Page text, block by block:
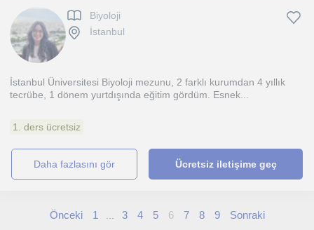
Biyoloji
İstanbul
İstanbul Üniversitesi Biyoloji mezunu, 2 farklı kurumdan 4 yıllık
tecrübe, 1 dönem yurtdışında eğitim gördüm. Esnek...
1. ders ücretsiz
daha fazlasını gör Ücretsiz iletişime geç
Önceki 1 3 4 5 6 7 8 9 Sonraki